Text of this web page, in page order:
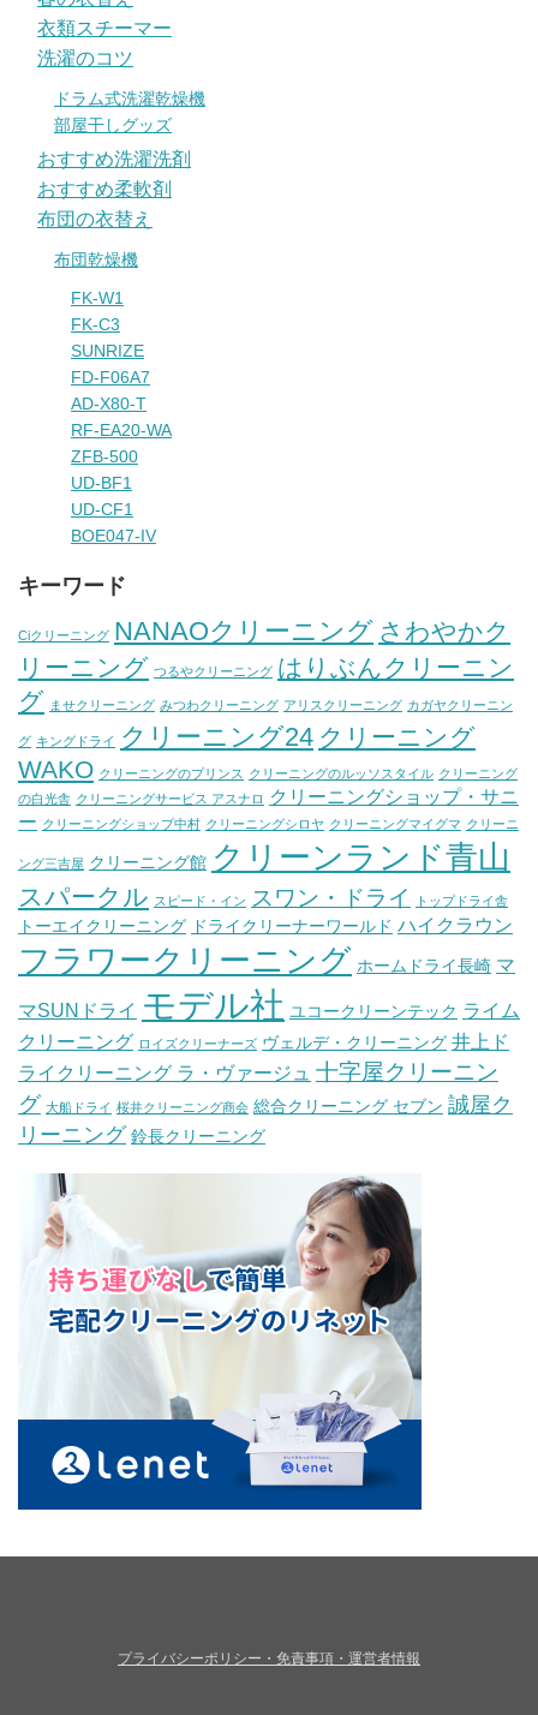
衣類スチーマー
洗濯のコツ
ドラム式洗濯乾燥機
部屋干しグッズ
おすすめ洗濯洗剤
おすすめ柔軟剤
布団の衣替え
布団乾燥機
FK-W1
FK-C3
SUNRIZE
FD-F06A7
AD-X80-T
RF-EA20-WA
ZFB-500
UD-BF1
UD-CF1
BOE047-IV
キーワード
Ciクリーニング NANAOクリーニング さわやかク
リーニング つるやクリーニング はりぶんクリーニン
グ ませクリーニング みつわクリーニング アリスクリーニング カガヤクリーニン
グ キングドライ クリーニング24 クリーニング
WAKO クリーニングのプリンス クリーニングのルッソスタイル クリーニング
の白光舎 クリーニングサービス アスナロ
クリーニングショップ・サニ
ー クリーニングショップ中村 クリーニングシロヤ クリーニングマイグマ クリーニ
ング三吉屋 クリーニング館 クリーンランド青山
スパークル スピード・イン スワン・ドライ トップドライ舎
トーエイクリーニング ドライクリーナーワールド ハイクラウン
フラワークリーニング ホームドライ長崎 マ
マSUNドライ モデル社 ユコークリーンテック ライム
クリーニング ロイズクリーナーズ ヴェルデ・クリーニング 井上ド
ライクリーニング ラ・ヴァージュ 十字屋クリーニン
グ 大船ドライ 桜井クリーニング商会 総合クリーニング セブン 誠屋ク
リーニング 鈴長クリーニング
プライバシーポリシー・免責事項・運営者情報